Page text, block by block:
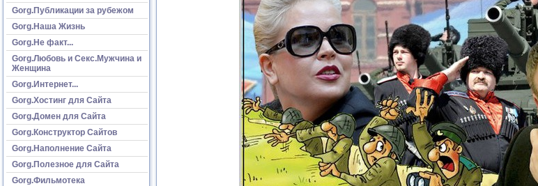
Gorg.Публикации за рубежом
Gorg.Наша Жизнь
Gorg.Не факт...
Gorg.Любовь и Секс.Мужчина и
Женщина
Gorg.Интернет...
Gorg.Хостинг для Сайта
Gorg.Домен для Сайта
Gorg.Конструктор Сайтов
Gorg.Наполнение Сайта
Gorg.Полезное для Сайта
Gorg.Фильмотека